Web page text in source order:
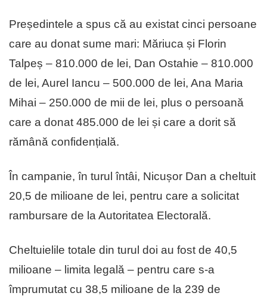
Președintele a spus că au existat cinci persoane
care au donat sume mari: Măriuca și Florin
Talpeș – 810.000 de lei, Dan Ostahie – 810.000
de lei, Aurel Iancu – 500.000 de lei, Ana Maria
Mihai – 250.000 de mii de lei, plus o persoană
care a donat 485.000 de lei și care a dorit să
rămână confidențială.
În campanie, în turul întâi, Nicușor Dan a cheltuit
20,5 de milioane de lei, pentru care a solicitat
rambursare de la Autoritatea Electorală.
Cheltuielile totale din turul doi au fost de 40,5
milioane – limita legală – pentru care s-a
împrumutat cu 38,5 milioane de la 239 de